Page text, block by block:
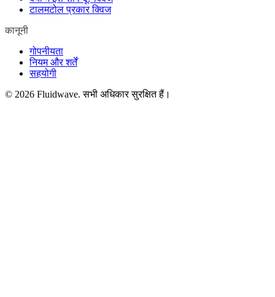
टालमटोल प्रकार क्विज
कानूनी
गोपनीयता
नियम और शर्तें
सहयोगी
© 2026 Fluidwave. सभी अधिकार सुरक्षित हैं।